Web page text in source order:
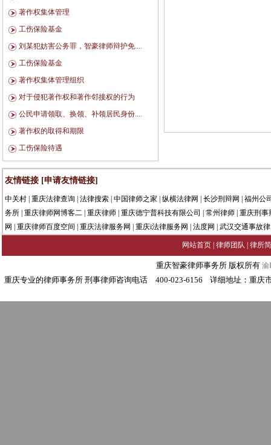
著作权集体管理
工伤保险基金
刘某犯妨害公务罪，智豪律师辩护免....
工伤保险基金
著作权集体管理组织
对于侵犯著作权和著作邻接权的行为
公民申请领取、换领、补领居民身份....
著作权的取得和期限
工伤保险待遇
友情链接 [申请友情链接]
中关村 |重庆法律查询 |法律搜索 |中国律师之家 |纵横法律网 |长沙刑辩网 |福州公
务所 |重庆律师网博客二 |重庆律师 |重庆德宁普科技有限公司 |常州律师 |重庆刑事
网
|重庆律师百度空间 |重庆法律服务网 |重庆i法律服务网 |法度网 |武汉交通事故
网站首页 律师团队 律所
重庆智豪律师事务所 版权所有渝
重庆专业的律师事务所 刑事律师咨询电话 400-023-6156 详细地址：重